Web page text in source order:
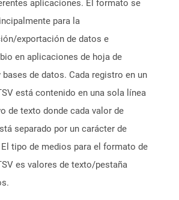
aplicaciones. El formato se
para la
exportación de datos e
en aplicaciones de hoja de
de datos. Cada registro en un
está contenido en una sola línea
de texto donde cada valor de
separado por un carácter de
tipo de medios para el formato de
es valores de texto/pestaña